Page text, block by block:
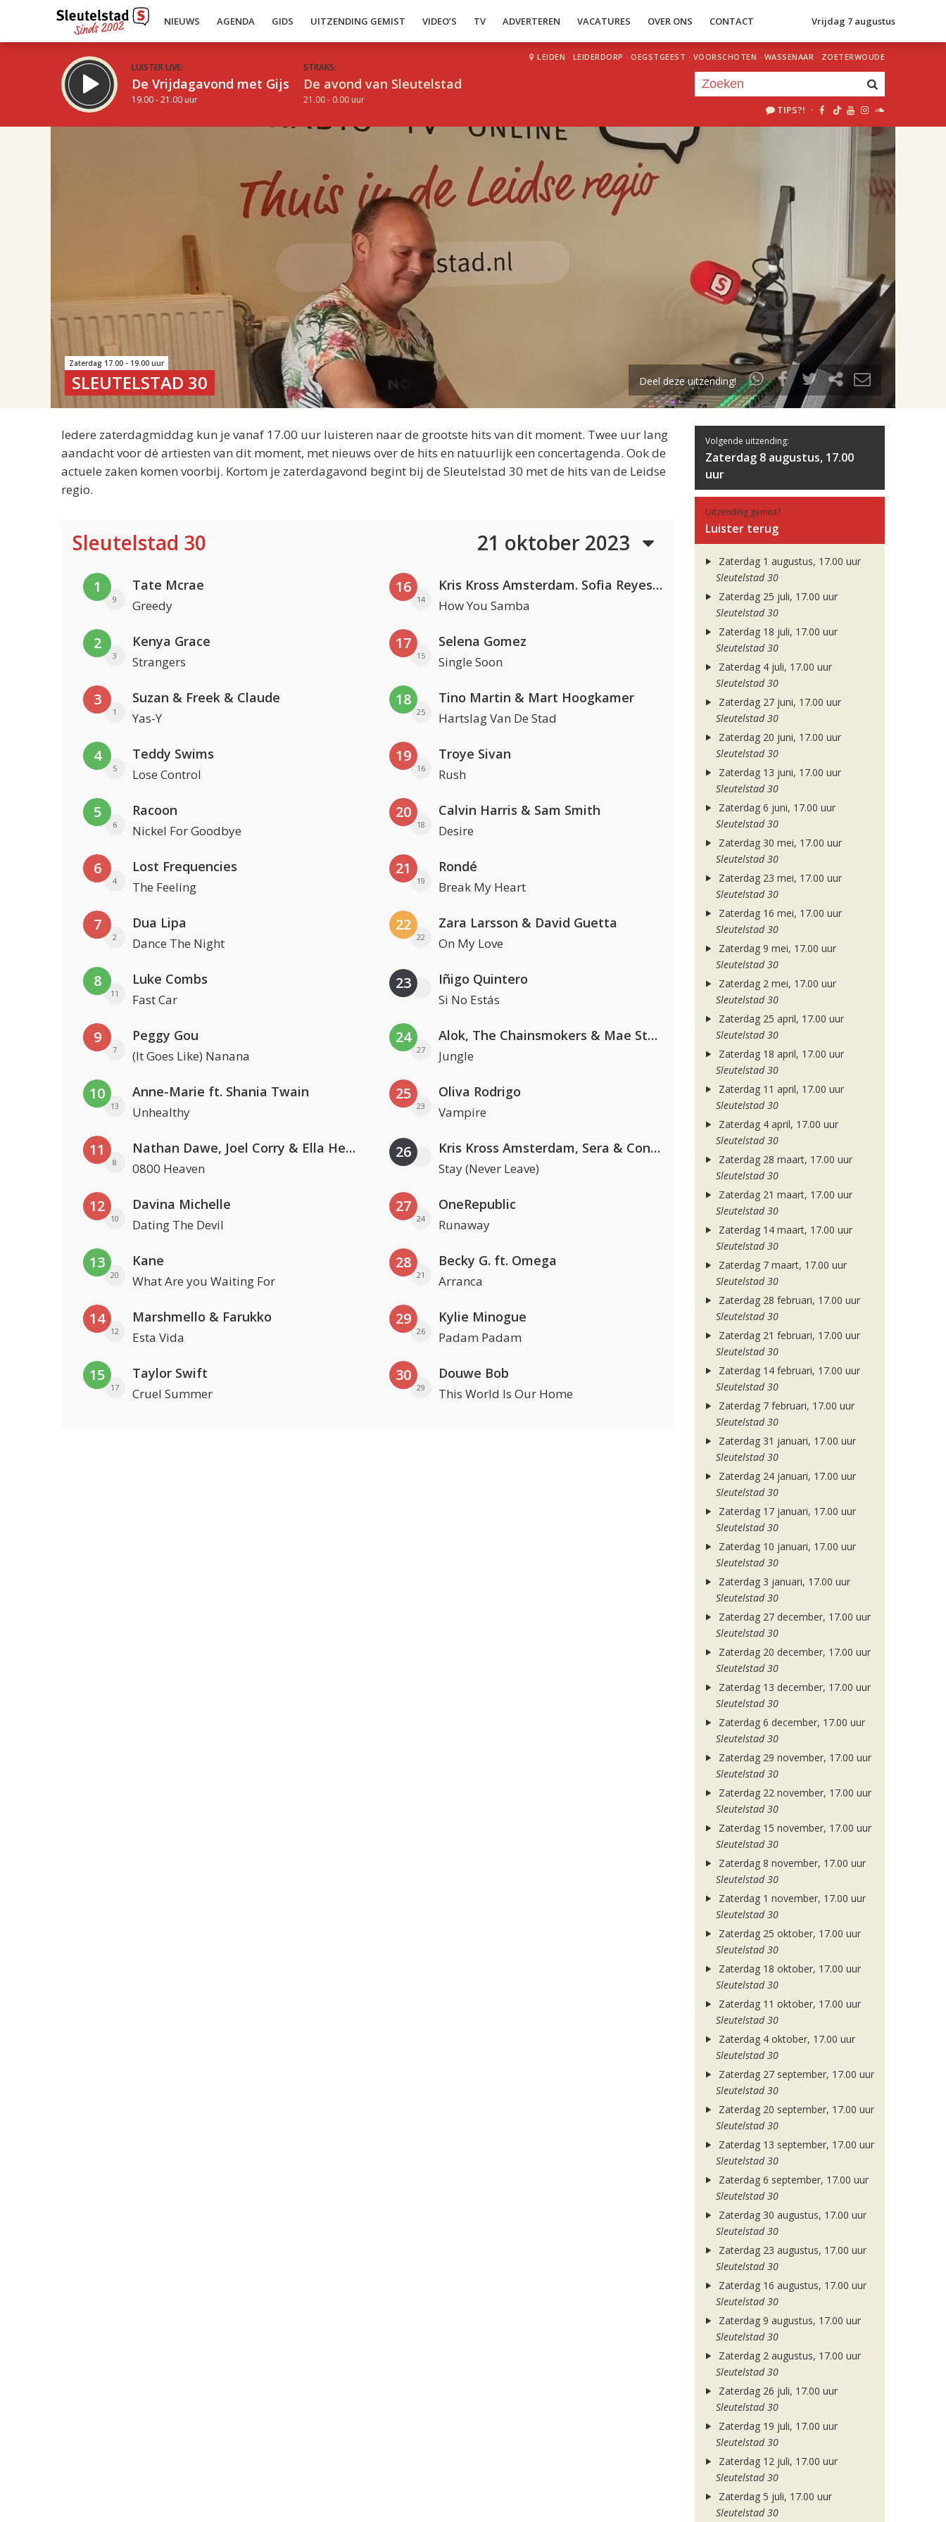
NIEUWS AGENDA GIDS UITZENDING GEMIST VIDEO’S TV ADVERTEREN VACATURES OVER ONS CONTACT Vrijdag 7 augustus
LUISTER LIVE:
De Vrijdagavond met Gijs
19.00 - 21.00 uur
STRAKS:
De avond van Sleutelstad
21.00 - 0.00 uur
LEIDEN · LEIDERDORP · OEGSTGEEST · VOORSCHOTEN · WASSENAAR · ZOETERWOUDE
TIPS?! ·
uur 1 van 2
Volgend uur
Zaterdag 17.00 - 19.00 uur
SLEUTELSTAD 30 Deel deze uitzending!
Iedere zaterdagmiddag kun je vanaf 17.00 uur luisteren naar de grootste hits van dit moment. Twee uur lang
aandacht voor dé artiesten van dit moment, met nieuws over de hits en natuurlijk een concertagenda. Ook de
actuele zaken komen voorbij. Kortom je zaterdagavond begint bij de Sleutelstad 30 met de hits van de Leidse
regio.
Sleutelstad 30 21 oktober 2023
1
9
Tate Mcrae
Greedy
2
3
Kenya Grace
Strangers
3
1
Suzan & Freek & Claude
Yas-Y
4
5
Teddy Swims
Lose Control
5
6
Racoon
Nickel For Goodbye
6
4
Lost Frequencies
The Feeling
7
2
Dua Lipa
Dance The Night
8
11
Luke Combs
Fast Car
9
7
Peggy Gou
(It Goes Like) Nanana
10
13
Anne-Marie ft. Shania Twain
Unhealthy
11
8
Nathan Dawe, Joel Corry & Ella Henderson
0800 Heaven
12
10
Davina Michelle
Dating The Devil
13
20
Kane
What Are you Waiting For
14
12
Marshmello & Farukko
Esta Vida
15
17
Taylor Swift
Cruel Summer
16
14
Kris Kross Amsterdam. Sofia Reyes & Tinie Tempah
How You Samba
17
15
Selena Gomez
Single Soon
18
25
Tino Martin & Mart Hoogkamer
Hartslag Van De Stad
19
16
Troye Sivan
Rush
20
18
Calvin Harris & Sam Smith
Desire
21
19
Rondé
Break My Heart
22
22
Zara Larsson & David Guetta
On My Love
23 Iñigo Quintero
Si No Estás
24
27
Alok, The Chainsmokers & Mae Stephens
Jungle
25
23
Oliva Rodrigo
Vampire
26 Kris Kross Amsterdam, Sera & Conor Maynard
Stay (Never Leave)
27
24
OneRepublic
Runaway
28
21
Becky G. ft. Omega
Arranca
29
26
Kylie Minogue
Padam Padam
30
29
Douwe Bob
This World Is Our Home
Volgende uitzending:
Zaterdag 8 augustus, 17.00
uur
Uitzending gemist?
Luister terug
Zaterdag 1 augustus, 17.00 uur
Sleutelstad 30
Zaterdag 25 juli, 17.00 uur
Sleutelstad 30
Zaterdag 18 juli, 17.00 uur
Sleutelstad 30
Zaterdag 4 juli, 17.00 uur
Sleutelstad 30
Zaterdag 27 juni, 17.00 uur
Sleutelstad 30
Zaterdag 20 juni, 17.00 uur
Sleutelstad 30
Zaterdag 13 juni, 17.00 uur
Sleutelstad 30
Zaterdag 6 juni, 17.00 uur
Sleutelstad 30
Zaterdag 30 mei, 17.00 uur
Sleutelstad 30
Zaterdag 23 mei, 17.00 uur
Sleutelstad 30
Zaterdag 16 mei, 17.00 uur
Sleutelstad 30
Zaterdag 9 mei, 17.00 uur
Sleutelstad 30
Zaterdag 2 mei, 17.00 uur
Sleutelstad 30
Zaterdag 25 april, 17.00 uur
Sleutelstad 30
Zaterdag 18 april, 17.00 uur
Sleutelstad 30
Zaterdag 11 april, 17.00 uur
Sleutelstad 30
Zaterdag 4 april, 17.00 uur
Sleutelstad 30
Zaterdag 28 maart, 17.00 uur
Sleutelstad 30
Zaterdag 21 maart, 17.00 uur
Sleutelstad 30
Zaterdag 14 maart, 17.00 uur
Sleutelstad 30
Zaterdag 7 maart, 17.00 uur
Sleutelstad 30
Zaterdag 28 februari, 17.00 uur
Sleutelstad 30
Zaterdag 21 februari, 17.00 uur
Sleutelstad 30
Zaterdag 14 februari, 17.00 uur
Sleutelstad 30
Zaterdag 7 februari, 17.00 uur
Sleutelstad 30
Zaterdag 31 januari, 17.00 uur
Sleutelstad 30
Zaterdag 24 januari, 17.00 uur
Sleutelstad 30
Zaterdag 17 januari, 17.00 uur
Sleutelstad 30
Zaterdag 10 januari, 17.00 uur
Sleutelstad 30
Zaterdag 3 januari, 17.00 uur
Sleutelstad 30
Zaterdag 27 december, 17.00 uur
Sleutelstad 30
Zaterdag 20 december, 17.00 uur
Sleutelstad 30
Zaterdag 13 december, 17.00 uur
Sleutelstad 30
Zaterdag 6 december, 17.00 uur
Sleutelstad 30
Zaterdag 29 november, 17.00 uur
Sleutelstad 30
Zaterdag 22 november, 17.00 uur
Sleutelstad 30
Zaterdag 15 november, 17.00 uur
Sleutelstad 30
Zaterdag 8 november, 17.00 uur
Sleutelstad 30
Zaterdag 1 november, 17.00 uur
Sleutelstad 30
Zaterdag 25 oktober, 17.00 uur
Sleutelstad 30
Zaterdag 18 oktober, 17.00 uur
Sleutelstad 30
Zaterdag 11 oktober, 17.00 uur
Sleutelstad 30
Zaterdag 4 oktober, 17.00 uur
Sleutelstad 30
Zaterdag 27 september, 17.00 uur
Sleutelstad 30
Zaterdag 20 september, 17.00 uur
Sleutelstad 30
Zaterdag 13 september, 17.00 uur
Sleutelstad 30
Zaterdag 6 september, 17.00 uur
Sleutelstad 30
Zaterdag 30 augustus, 17.00 uur
Sleutelstad 30
Zaterdag 23 augustus, 17.00 uur
Sleutelstad 30
Zaterdag 16 augustus, 17.00 uur
Sleutelstad 30
Zaterdag 9 augustus, 17.00 uur
Sleutelstad 30
Zaterdag 2 augustus, 17.00 uur
Sleutelstad 30
Zaterdag 26 juli, 17.00 uur
Sleutelstad 30
Zaterdag 19 juli, 17.00 uur
Sleutelstad 30
Zaterdag 12 juli, 17.00 uur
Sleutelstad 30
Zaterdag 5 juli, 17.00 uur
Sleutelstad 30